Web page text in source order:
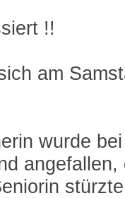
!!
am
wurde